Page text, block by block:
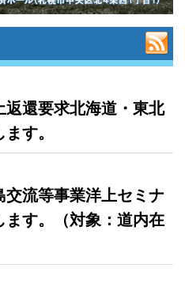
返還要求北海道・東北
す。
交流等事業洋上セミナ
ます。（対象：道内在